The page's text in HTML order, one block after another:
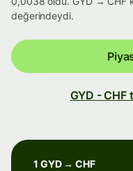
değerindeydi.
GYD -
1 GYD → CHF